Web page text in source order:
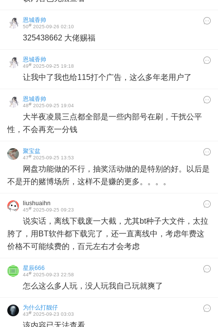
恩城香帅
50# 2025-09-26 02:10
325438662 大佬赐福
恩城香帅
49# 2025-09-25 19:18
让我中了我也给115打个广告，这么多年老用户了
恩城香帅
48# 2025-09-25 19:04
大半夜凌晨三点都全部是一些内部号在刷，干扰公平
性，不会再充一分钱
聚宝盆
47# 2025-09-25 13:53
网盘功能做的不行，抽奖活动做的是特别的好。以后是
不是开的赌博场所，这样不是赚的更多。。。。
liushuaihn
45# 2025-09-25 09:23
说实话，离线下载废一大截，尤其bt种子大文件，太拉
胯了，用BT软件都下载完了，还一直离线中，考虑年费这
价格不可能续费的，百元左右才会考虑
星辰666
44# 2025-09-23 22:58
怎么这么多人玩，没人玩我自己玩就爽了
为什么打靓仔
43# 2025-09-23 03:03
该内容已无法查看